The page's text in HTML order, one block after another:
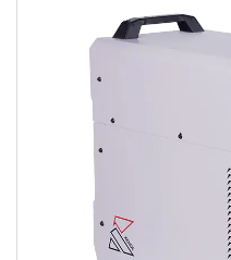
Características técnicas: •
avançado de
CONSULTE